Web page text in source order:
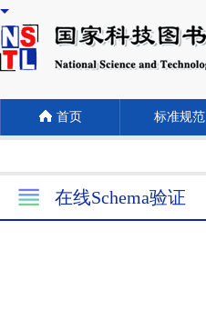
首页 标准规范
在线Schema验证